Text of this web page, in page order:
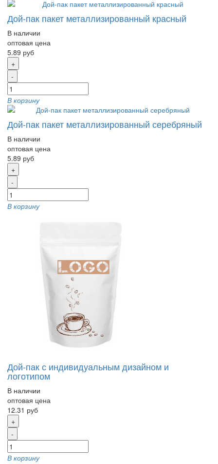
Дой-пак пакет металлизированный красный
В наличии
оптовая цена
5.89 руб
+
-
В корзину
Дой-пак пакет металлизированный серебряный
В наличии
оптовая цена
5.89 руб
+
-
В корзину
Дой-пак с индивидуальным дизайном и
логотипом
В наличии
оптовая цена
12.31 руб
+
-
В корзину